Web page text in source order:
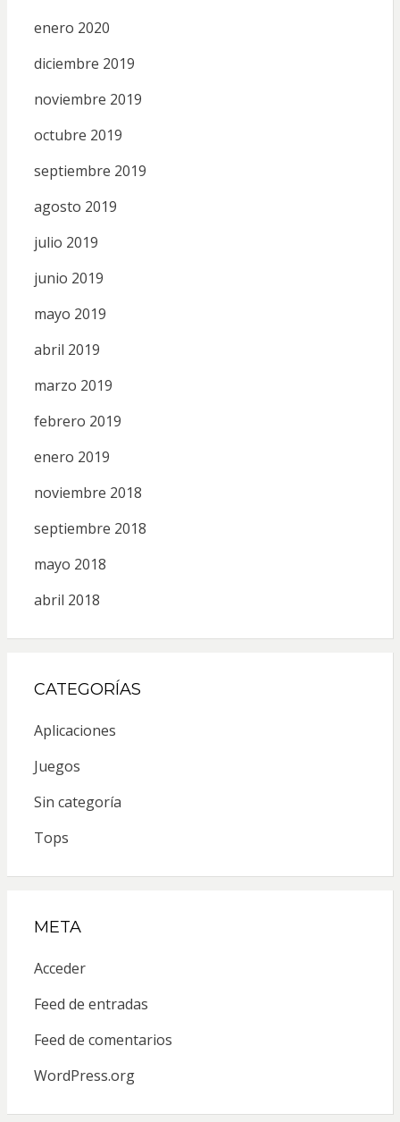
enero 2020
diciembre 2019
noviembre 2019
octubre 2019
septiembre 2019
agosto 2019
julio 2019
junio 2019
mayo 2019
abril 2019
marzo 2019
febrero 2019
enero 2019
noviembre 2018
septiembre 2018
mayo 2018
abril 2018
CATEGORÍAS
Aplicaciones
Juegos
Sin categoría
Tops
META
Acceder
Feed de entradas
Feed de comentarios
WordPress.org